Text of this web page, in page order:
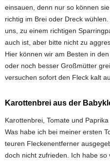
einsauen, denn nur so können
richtig im Brei oder Dreck
uns, zu einem richtigen
auch ist, aber bitte nicht zu
Hier können wir am Besten in
oder noch besser Großmütter
versuchen sofort den Fleck kalt
Karottenbrei aus der
Karottenbrei, Tomate und
Was habe ich bei meiner ersten
teuren Fleckenentferner
doch nicht zufrieden. Ich habe so